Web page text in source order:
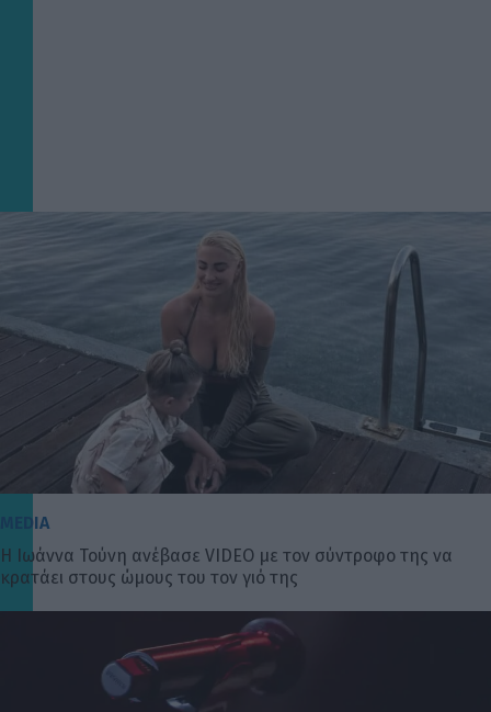
MEDIA
Η Ιωάννα Τούνη ανέβασε VIDEO με τον σύντροφο της να
κρατάει στους ώμους του τον γιό της